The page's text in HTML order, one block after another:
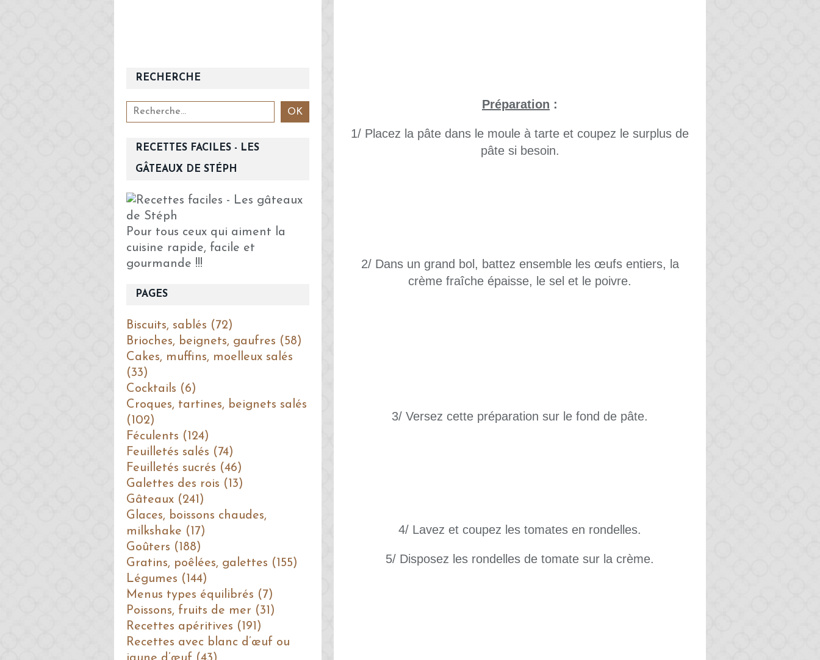
Préparation :
1/ Placez la pâte dans le moule à tarte et coupez le surplus de
pâte si besoin.
2/ Dans un grand bol, battez ensemble les œufs entiers, la
crème fraîche épaisse, le sel et le poivre.
3/ Versez cette préparation sur le fond de pâte.
4/ Lavez et coupez les tomates en rondelles.
5/ Disposez les rondelles de tomate sur la crème.
RECHERCHE
RECETTES FACILES - LES
GÂTEAUX DE STÉPH
Pour tous ceux qui aiment la
cuisine rapide, facile et
gourmande !!!
PAGES
Biscuits, sablés (72)
Brioches, beignets, gaufres (58)
Cakes, muffins, moelleux salés
(33)
Cocktails (6)
Croques, tartines, beignets salés
(102)
Féculents (124)
Feuilletés salés (74)
Feuilletés sucrés (46)
Galettes des rois (13)
Gâteaux (241)
Glaces, boissons chaudes,
milkshake (17)
Goûters (188)
Gratins, poêlées, galettes (155)
Légumes (144)
Menus types équilibrés (7)
Poissons, fruits de mer (31)
Recettes apéritives (191)
Recettes avec blanc d’œuf ou